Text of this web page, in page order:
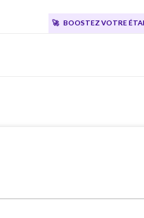
🚀 Boostez votre